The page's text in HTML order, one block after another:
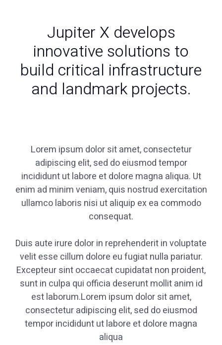
Jupiter X develops
innovative solutions to
build critical infrastructure
and landmark projects.
Lorem ipsum dolor sit amet, consectetur
adipiscing elit, sed do eiusmod tempor
incididunt ut labore et dolore magna aliqua. Ut
enim ad minim veniam, quis nostrud exercitation
ullamco laboris nisi ut aliquip ex ea commodo
consequat.
Duis aute irure dolor in reprehenderit in voluptate
velit esse cillum dolore eu fugiat nulla pariatur.
Excepteur sint occaecat cupidatat non proident,
sunt in culpa qui officia deserunt mollit anim id
est laborum.Lorem ipsum dolor sit amet,
consectetur adipiscing elit, sed do eiusmod
tempor incididunt ut labore et dolore magna
aliqua